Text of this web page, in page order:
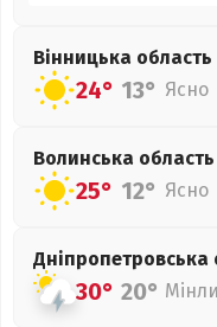
Вінницька область
24° 13° Ясно
Волинська область
25° 12° Ясно
Дніпропетровська
30° 20°